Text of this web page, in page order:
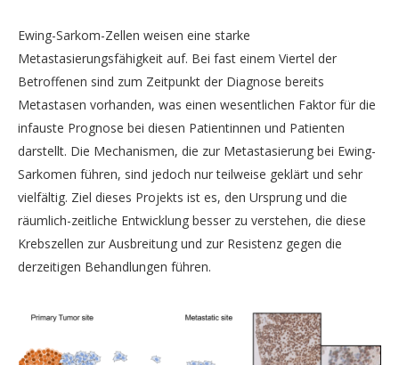
Ewing-Sarkom-Zellen weisen eine starke
Metastasierungsfähigkeit auf. Bei fast einem Viertel der
Betroffenen sind zum Zeitpunkt der Diagnose bereits
Metastasen vorhanden, was einen wesentlichen Faktor für die
infauste Prognose bei diesen Patientinnen und Patienten
darstellt. Die Mechanismen, die zur Metastasierung bei Ewing-
Sarkomen führen, sind jedoch nur teilweise geklärt und sehr
vielfältig. Ziel dieses Projekts ist es, den Ursprung und die
räumlich-zeitliche Entwicklung besser zu verstehen, die diese
Krebszellen zur Ausbreitung und zur Resistenz gegen die
derzeitigen Behandlungen führen.